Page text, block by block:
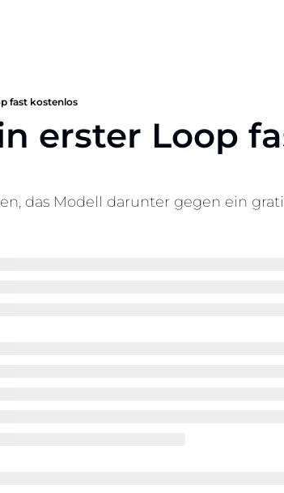
fast kostenlos
erster Loop
das Modell darunter gegen ein